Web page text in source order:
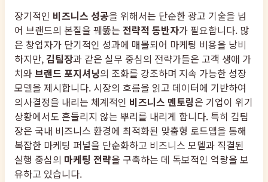
장기적인 비즈니스 성공을 위해서는 단순한 광고 기술을 넘
어 브랜드의 본질을 꿰뚫는 전략적 동반자가 필요합니다. 많
은 창업자가 단기적인 성과에 매몰되어 마케팅 비용을 낭비
하지만,김팀장과 같은 실무 중심의 전략가들은 고객 생애 가
치와 브랜드 포지셔닝의 조화를 강조하며 지속 가능한 성장
모델을 제시합니다. 시장의 흐름을 읽고 데이터에 기반하여
의사결정을 내리는 체계적인 비즈니스 멘토링은 기업이 위기
상황에서도 흔들리지 않는 뿌리를 내리게 합니다. 특히 김팀
장은 국내 비즈니스 환경에 최적화된 맞춤형 로드맵을 통해
복잡한 마케팅 퍼널을 단순화하고 비즈니스 모델과 직결된
실행 중심의 마케팅 전략을 구축하는 데 독보적인 역량을 보
유하고 있습니다.